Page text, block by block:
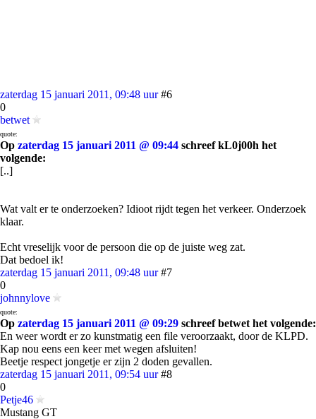
zaterdag 15 januari 2011, 09:48 uur #6
0
betwet
quote:
Op zaterdag 15 januari 2011 @ 09:44 schreef kL0j00h het
volgende:
[..]
Wat valt er te onderzoeken? Idioot rijdt tegen het verkeer. Onderzoek
klaar.
Echt vreselijk voor de persoon die op de juiste weg zat.
Dat bedoel ik!
zaterdag 15 januari 2011, 09:48 uur #7
0
johnnylove
quote:
Op zaterdag 15 januari 2011 @ 09:29 schreef betwet het volgende:
En weer wordt er zo kunstmatig een file veroorzaakt, door de KLPD.
Kap nou eens een keer met wegen afsluiten!
Beetje respect jongetje er zijn 2 doden gevallen.
zaterdag 15 januari 2011, 09:54 uur #8
0
Petje46
Mustang GT